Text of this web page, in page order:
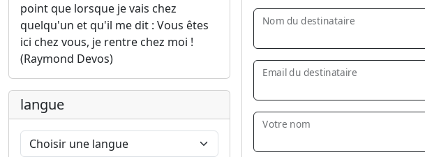
point que lorsque je vais chez
quelqu'un et qu'il me dit : Vous êtes
ici chez vous, je rentre chez moi !
(Raymond Devos)
langue
Nom du destinataire
Email du destinataire
Votre nom